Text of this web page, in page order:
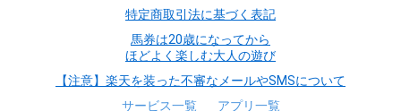
特定商取引法に基づく表記
馬券は20歳になってから
ほどよく楽しむ大人の遊び
【注意】楽天を装った不審なメールやSMSについて
サービス一覧
アプリ一覧